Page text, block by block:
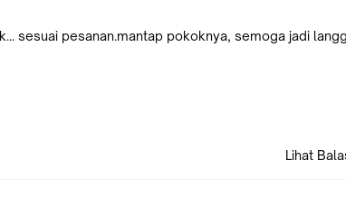
sesuai pesanan.mantap pokoknya, semoga jadi
Lihat